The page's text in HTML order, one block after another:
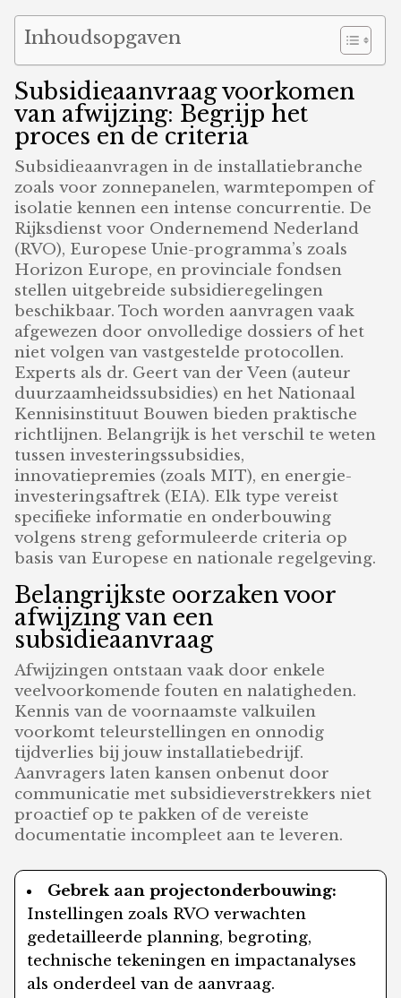
Inhoudsopgaven
Subsidieaanvraag voorkomen
van afwijzing: Begrijp het
proces en de criteria
Subsidieaanvragen in de installatiebranche
zoals voor zonnepanelen, warmtepompen of
isolatie kennen een intense concurrentie. De
Rijksdienst voor Ondernemend Nederland
(RVO), Europese Unie-programma’s zoals
Horizon Europe, en provinciale fondsen
stellen uitgebreide subsidieregelingen
beschikbaar. Toch worden aanvragen vaak
afgewezen door onvolledige dossiers of het
niet volgen van vastgestelde protocollen.
Experts als dr. Geert van der Veen (auteur
duurzaamheidssubsidies) en het Nationaal
Kennisinstituut Bouwen bieden praktische
richtlijnen. Belangrijk is het verschil te weten
tussen investeringssubsidies,
innovatiepremies (zoals MIT), en energie-
investeringsaftrek (EIA). Elk type vereist
specifieke informatie en onderbouwing
volgens streng geformuleerde criteria op
basis van Europese en nationale regelgeving.
Belangrijkste oorzaken voor
afwijzing van een
subsidieaanvraag
Afwijzingen ontstaan vaak door enkele
veelvoorkomende fouten en nalatigheden.
Kennis van de voornaamste valkuilen
voorkomt teleurstellingen en onnodig
tijdverlies bij jouw installatiebedrijf.
Aanvragers laten kansen onbenut door
communicatie met subsidieverstrekkers niet
proactief op te pakken of de vereiste
documentatie incompleet aan te leveren.
Gebrek aan projectonderbouwing:
Instellingen zoals RVO verwachten
gedetailleerde planning, begroting,
technische tekeningen en impactanalyses
als onderdeel van de aanvraag.